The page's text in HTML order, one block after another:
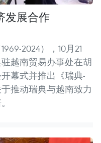
发展合作
2024），10月21
越南贸易办事处在胡
幕式并推出《瑞典-
推动瑞典与越南致力